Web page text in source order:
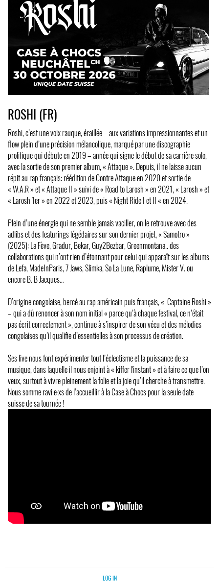
ROSHI (FR)
Roshi, c’est une voix rauque, éraillée – aux variations impressionnantes et un
flow plein d’une précision mélancolique, marqué par une discographie
prolifique qui débute en 2019 – année qui signe le début de sa carrière solo,
avec la sortie de son premier album, « Attaque ». Depuis, il ne laisse aucun
répit au rap français: réédition de Contre Attaque en 2020 et sortie de
« W.A.R » et « Attaque II » suivi de « Road to Larosh » en 2021, « Larosh » et
« Larosh 1er » en 2022 et 2023, puis « Night Ride I et II « en 2024.
Plein d’une énergie qui ne semble jamais vaciller, on le retrouve avec des
adlibs et des featurings légédaires sur son dernier projet, « Samotro »
(2025): La Fève, Gradur, Bekar, Guy2Bezbar, Greenmontana.. des
collaborations qui n’ont rien d’étonnant pour celui qui apparaît sur les albums
de Lefa, MadeInParis, 7 Jaws, Slimka, So La Lune, Raplume, Mister V. ou
encore B. B Jacques…
D’origine congolaise, bercé au rap américain puis français, « Captaine Roshi »
– qui a dû renoncer à son nom initial « parce qu’à chaque festival, ce n’était
pas écrit correctement », continue à s’inspirer de son vécu et des mélodies
congolaises qu’il qualifie d’essentielles à son processus de création.
Ses live nous font expérimenter tout l’éclectisme et la puissance de sa
musique, dans laquelle il nous enjoint à « kiffer l'instant » et à faire ce que l’on
veux, surtout à vivre pleinement la folie et la joie qu’il cherche à transmettre.
Nous somme ravi·e·xs de l’accueillir à la Case à Chocs pour la seule date
suisse de sa tournée !
LOG IN